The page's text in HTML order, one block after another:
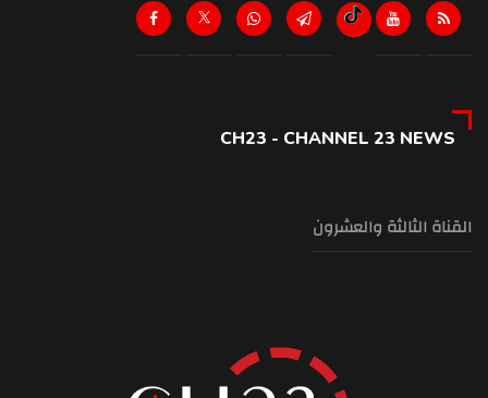
CH23 - CHANNEL 23 NEWS
القناة الثالثة والعشرون